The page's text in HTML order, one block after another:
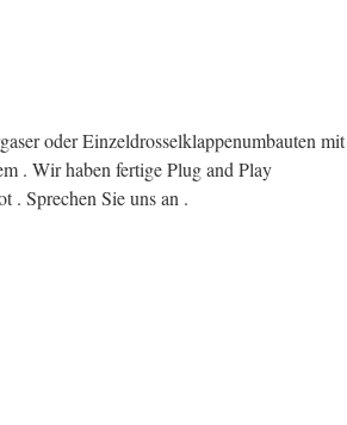
oder Einzeldrosselklappenumbauten mit
. Wir haben fertige Plug and Play
. Sprechen Sie uns an .